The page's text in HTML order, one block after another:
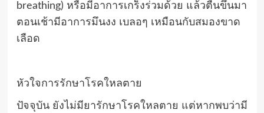
breathing) หรือมีอาการเกร็งร่วมด้วย แล้วตื่นขึ้นมา
ตอนเช้ามีอาการมึนงง เบลอๆ เหมือนกับสมองขาด
เลือด
หัวใจการรักษาโรคใหลตาย
ปัจจุบัน ยังไม่มียารักษาโรคใหลตาย แต่หากพบว่ามี